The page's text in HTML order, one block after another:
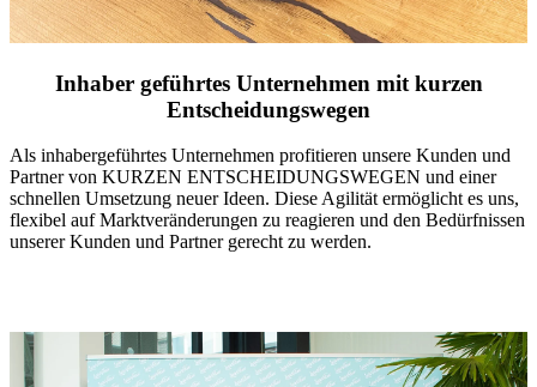
Inhaber geführtes Unternehmen mit kurzen
Entscheidungswegen
Als inhabergeführtes Unternehmen profitieren unsere Kunden und
Partner von KURZEN ENTSCHEIDUNGSWEGEN und einer
schnellen Umsetzung neuer Ideen. Diese Agilität ermöglicht es uns,
flexibel auf Marktveränderungen zu reagieren und den Bedürfnissen
unserer Kunden und Partner gerecht zu werden.